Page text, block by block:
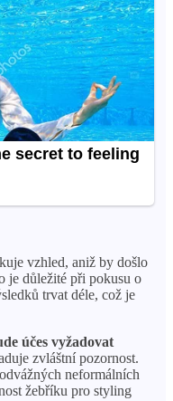
vzhled, aniž by došlo
je důležité při pokusu o
trvat déle, což je
účes vyžadovat
zvláštní pozornost.
neformálních
žebříku pro styling